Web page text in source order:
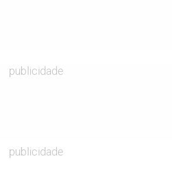
publicidade
publicidade